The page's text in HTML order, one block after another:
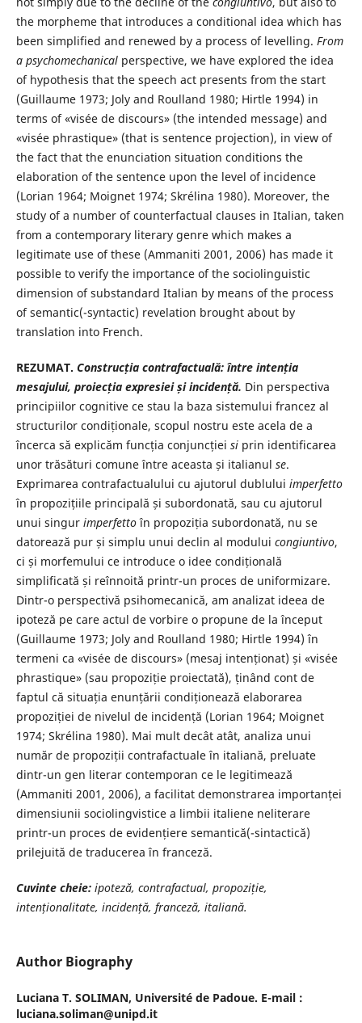
the morpheme that introduces a conditional idea which has
been simplified and renewed by a process of levelling. From
a psychomechanicalperspective, we have explored the idea
of hypothesis that the speech act presents from the start
(Guillaume 1973; Joly and Roulland 1980; Hirtle 1994) in
terms of «visée de discours» (the intended message) and
«visée phrastique» (that is sentence projection), in view of
the fact that the enunciation situation conditions the
elaboration of the sentence upon the level of incidence
(Lorian 1964; Moignet 1974; Skrélina 1980). Moreover, the
study of a number of counterfactual clauses in Italian, taken
from a contemporary literary genre which makes a
legitimate use of these (Ammaniti 2001, 2006) has made it
possible to verify the importance of the sociolinguistic
dimension of substandard Italian by means of the process
of semantic(-syntactic) revelation brought about by
translation into French.
REZUMAT. Construcția contrafactuală: între intenția
mesajului, proiecția expresiei și incidență. Din perspectiva
principiilor cognitive ce stau la baza sistemului francez al
structurilor condiționale, scopul nostru este acela de a
încerca să explicăm funcția conjuncției si prin identificarea
unor trăsături comune între aceasta și italianul se.
Exprimarea contrafactualului cu ajutorul dublului imperfetto
în propozițiile principală și subordonată, sau cu ajutorul
unui singur imperfettoîn propoziția subordonată, nu se
datorează pur și simplu unui declin al modului congiuntivo,
ci și morfemului ce introduce o idee condițională
simplificată și reînnoită printr-un proces de uniformizare.
Dintr-o perspectivă psihomecanică, am analizat ideea de
ipoteză pe care actul de vorbire o propune de la început
(Guillaume 1973; Joly and Roulland 1980; Hirtle 1994) în
termeni ca «visée de discours» (mesaj intenționat) și «visée
phrastique» (sau propoziție proiectată), ținând cont de
faptul că situația enunțării condiționează elaborarea
propoziției de nivelul de incidență (Lorian 1964; Moignet
1974; Skrélina 1980). Mai mult decât atât, analiza unui
număr de propoziții contrafactuale în italiană, preluate
dintr-un gen literar contemporan ce le legitimează
(Ammaniti 2001, 2006), a facilitat demonstrarea importanței
dimensiunii sociolingvistice a limbii italiene neliterare
printr-un proces de evidențiere semantică(-sintactică)
prilejuită de traducerea în franceză.
Cuvinte cheie: ipoteză, contrafactual, propoziție,
intenționalitate, incidență, franceză, italiană.
Author Biography
Luciana T. SOLIMAN, Université de Padoue. E-mail :
luciana.soliman@unipd.it